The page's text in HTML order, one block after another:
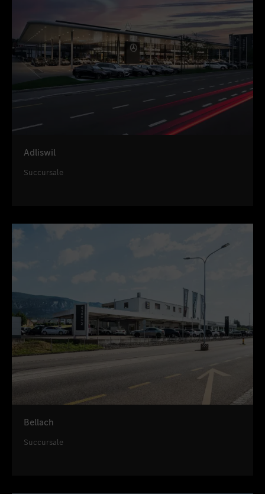
Adliswil
Succursale
Bellach
Succursale